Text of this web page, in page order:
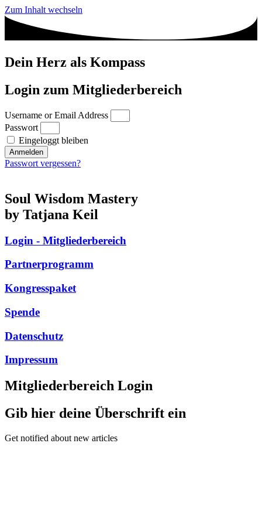
Zum Inhalt wechseln
Dein Herz als Kompass
Login zum Mitgliederbereich
Username or Email Address
Passwort
Eingeloggt bleiben
Anmelden
Passwort vergessen?
Soul Wisdom Mastery
by Tatjana Keil
Login - Mitgliederbereich
Partnerprogramm
Kongresspaket
Spende
Datenschutz
Impressum
Mitgliederbereich Login
Gib hier deine Überschrift ein
Get notified about new articles